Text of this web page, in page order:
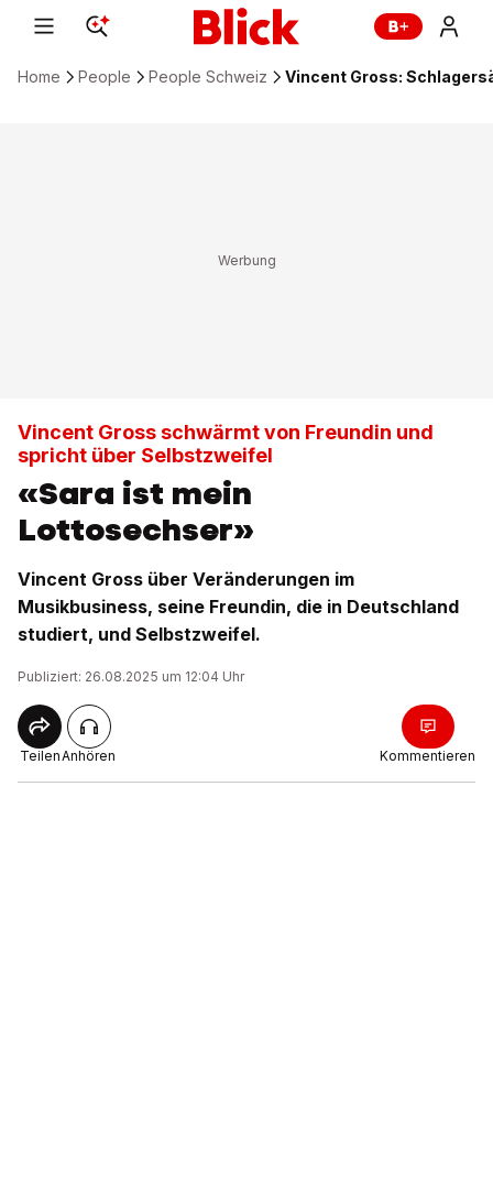
Home People People Schweiz Vincent Gross:
Vincent Gross schwärmt von Freundin und
spricht über Selbstzweifel
«Sara ist mein
Lottosechser»
Vincent Gross über Veränderungen im
Musikbusiness, seine Freundin, die in Deutschland
studiert, und Selbstzweifel.
Publiziert: 26.08.2025 um 12:04 Uhr
TeilenAnhören Kommentieren